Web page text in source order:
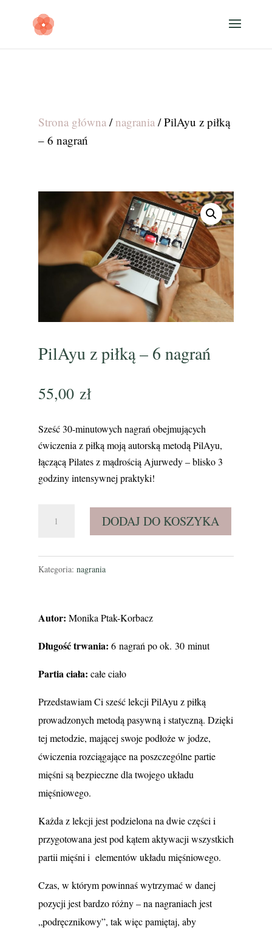
Strona główna/ nagrania/ PilAyu z piłką
– 6 nagrań
PilAyu z piłką – 6 nagrań
55,00 zł
Sześć 30-minutowych nagrań obejmujących
ćwiczenia z piłką moją autorską metodą PilAyu,
łączącą Pilates z mądrością Ajurwedy – blisko 3
godziny intensywnej praktyki!
piłką
nagrań
DODAJ DO KOSZYKA
Kategoria: nagrania
Autor: Monika Ptak-Korbacz
Długość trwania: 6 nagrań po ok. 30 minut
Partia ciała: całe ciało
Przedstawiam Ci sześć lekcji PilAyu z piłką
prowadzonych metodą pasywną i statyczną. Dzięki
tej metodzie, mającej swoje podłoże w jodze,
ćwiczenia rozciągające na poszczególne partie
mięśni są bezpieczne dla twojego układu
mięśniowego.
Każda z lekcji jest podzielona na dwie części i
przygotowana jest pod kątem aktywacji wszystkich
partii mięśni i elementów układu mięśniowego.
Czas, w którym powinnaś wytrzymać w danej
pozycji jest bardzo różny – na nagraniach jest
„podręcznikowy”, tak więc pamiętaj, aby